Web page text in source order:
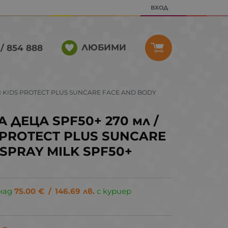
ВХОД
854 888 ЛЮБИМИ
PROTECT PLUS SUNCARE FACE AND BODY
SPF50+ 270 мл /
PLUS SUNCARE
MILK SPF50+
75.00 € / 146.69 лв. с куриер